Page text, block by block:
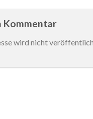
Kommentar
wird nicht